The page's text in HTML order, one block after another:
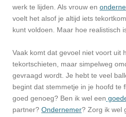
werk te lijden. Als vrouw en
voelt het alsof je altijd iets
kunt voldoen. Maar hoe realistisch
Vaak komt dat gevoel niet voort uit
tekortschieten, maar simpelweg
gevraagd wordt. Je hebt te veel
begint dat stemmetje in je hoofd te
goed genoeg? Ben ik wel een
partner? Ondernemer? Zorg ik wel